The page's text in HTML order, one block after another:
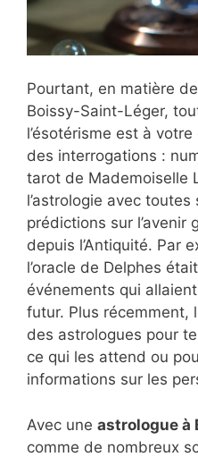
Pourtant, en matière
Boissy-Saint-Léger,
l’ésotérisme est à
des interrogations :
tarot de Mademoiselle
l’astrologie avec
prédictions sur l’avenir
depuis l’Antiquité. Par
l’oracle de Delphes
événements qui
futur. Plus récemment,
des astrologues pour
ce qui les attend ou
informations sur les
Avec une astrologue à
comme de nombreux